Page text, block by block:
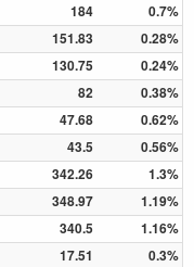
184
0.7%
151.83
0.28%
130.75
0.24%
82
0.38%
47.68
0.62%
43.5
0.56%
342.26
1.3%
348.97
1.19%
340.5
1.16%
17.51
0.3%